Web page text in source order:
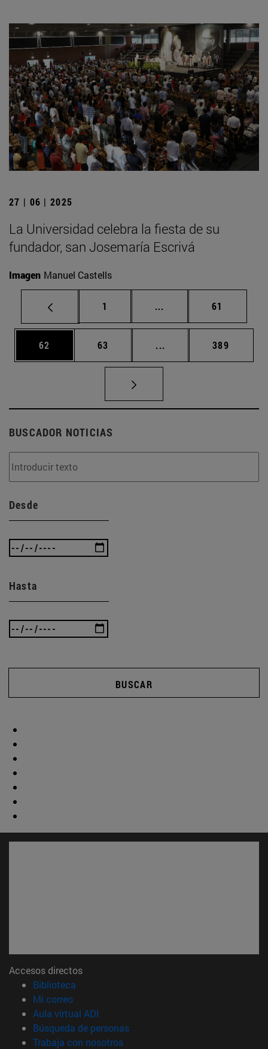
27 | 06 | 2025
La Universidad celebra la fiesta de su
fundador, san Josemaría Escrivá
Imagen Manuel Castells
Página
1 ... Páginas intermedias
Página
61
Página
62 Página
63 ... Páginas intermedias
Página
389
BUSCADOR NOTICIAS
Desde
Hasta
BUSCAR
Accesos directos
Biblioteca
Mi correo(abre en nueva ventana)
Aula virtual ADI
Búsqueda de personas(abre en nueva ventana)
Trabaja con nosotros(abre en nueva ventana)